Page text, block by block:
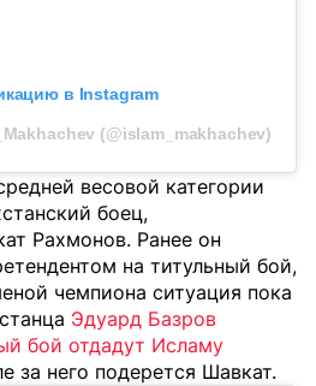
в Instagram
(@islam_makhachev)
весовой категории
боец,
Рахмонов. Ранее он
на титульный бой,
чемпиона ситуация пока
Эдуард Базров
бой отдадут Исламу
за него подерется Шавкат.